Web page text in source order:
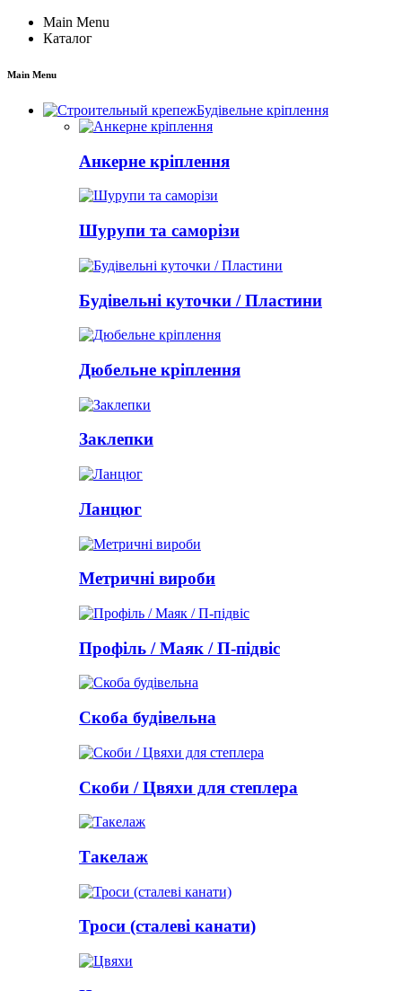
Main Menu
Каталог
Main Menu
Будівельне кріплення
Анкерне кріплення
Шурупи та саморізи
Будівельні куточки / Пластини
Дюбельне кріплення
Заклепки
Ланцюг
Метричні вироби
Профіль / Маяк / П-підвіс
Скоба будівельна
Скоби / Цвяхи для степлера
Такелаж
Троси (сталеві канати)